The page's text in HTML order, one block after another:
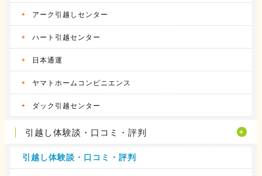
アーク引越しセンター
ハート引越センター
日本通運
ヤマトホームコンビニエンス
ダック引越センター
引越し体験談・口コミ・評判
引越し体験談・口コミ・評判